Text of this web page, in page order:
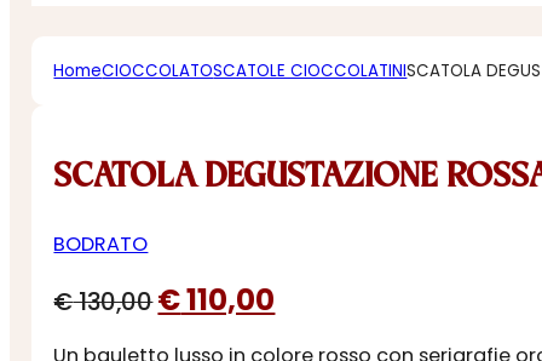
HomeCIOCCOLATOSCATOLE CIOCCOLATINISCATOLA
SCATOLA DEGUSTAZIONE
BODRATO
€130,00Il
€110,00